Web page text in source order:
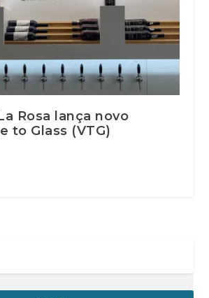
Rosa lança novo
to Glass (VTG)